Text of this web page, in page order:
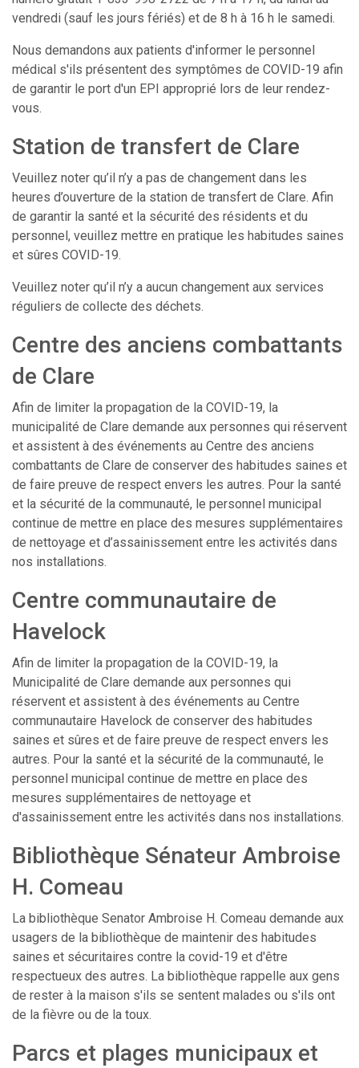
vendredi (sauf les jours fériés) et de 8 h à 16 h le samedi.
Nous demandons aux patients d'informer le personnel
médical s'ils présentent des symptômes de COVID-19 afin
de garantir le port d'un EPI approprié lors de leur rendez-
vous.
Station de transfert de Clare
Veuillez noter qu’il n’y a pas de changement dans les
heures d’ouverture de la station de transfert de Clare. Afin
de garantir la santé et la sécurité des résidents et du
personnel, veuillez mettre en pratique les habitudes saines
et sûres COVID-19.
Veuillez noter qu’il n’y a aucun changement aux services
réguliers de collecte des déchets.
Centre des anciens combattants
de Clare
Afin de limiter la propagation de la COVID-19, la
municipalité de Clare demande aux personnes qui réservent
et assistent à des événements au Centre des anciens
combattants de Clare de conserver des habitudes saines et
de faire preuve de respect envers les autres. Pour la santé
et la sécurité de la communauté, le personnel municipal
continue de mettre en place des mesures supplémentaires
de nettoyage et d’assainissement entre les activités dans
nos installations.
Centre communautaire de
Havelock
Afin de limiter la propagation de la COVID-19, la
Municipalité de Clare demande aux personnes qui
réservent et assistent à des événements au Centre
communautaire Havelock de conserver des habitudes
saines et sûres et de faire preuve de respect envers les
autres. Pour la santé et la sécurité de la communauté, le
personnel municipal continue de mettre en place des
mesures supplémentaires de nettoyage et
d'assainissement entre les activités dans nos installations.
Bibliothèque Sénateur Ambroise
H. Comeau
La bibliothèque Senator Ambroise H. Comeau demande aux
usagers de la bibliothèque de maintenir des habitudes
saines et sécuritaires contre la covid-19 et d'être
respectueux des autres. La bibliothèque rappelle aux gens
de rester à la maison s'ils se sentent malades ou s'ils ont
de la fièvre ou de la toux.
Parcs et plages municipaux et